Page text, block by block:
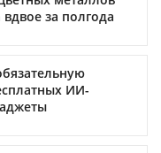
за полгода
ИИ-